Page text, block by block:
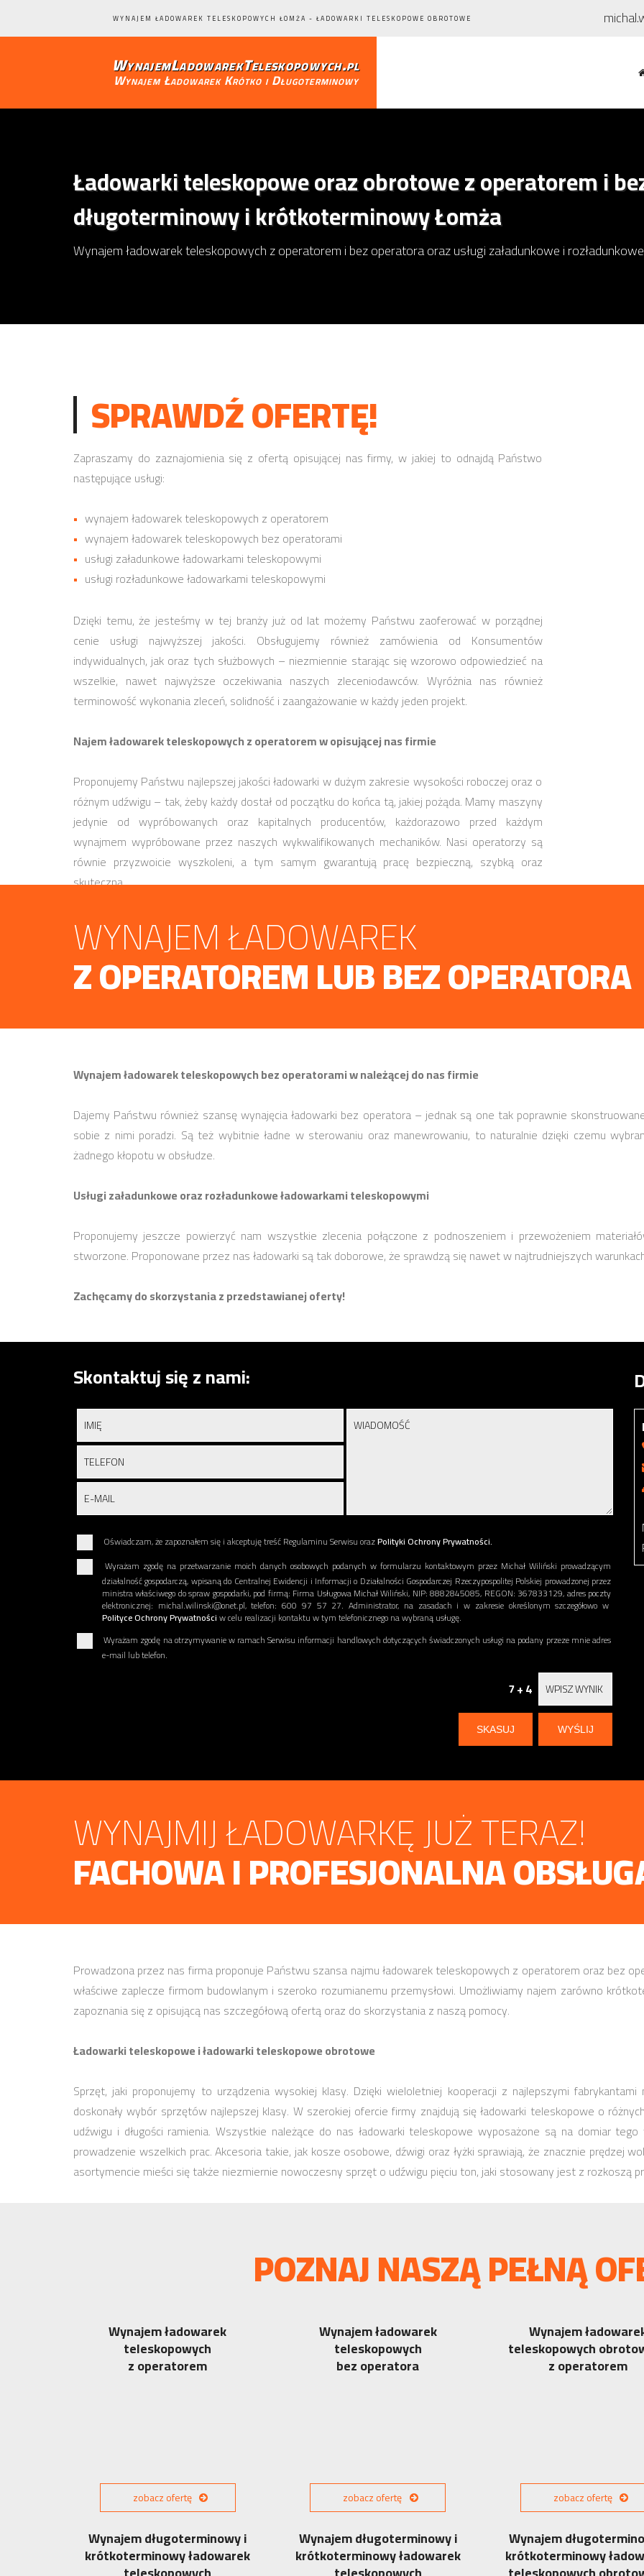
WYNAJEM ŁADOWAREK TELESKOPOWYCH ŁOMŻA - ŁADOWARKI TELESKOPOWE OBROTOWE
WynajemLadowarekTeleskopowych.pl
Wynajem Ładowarek Krótko i Długoterminowy
Ładowarki teleskopowe oraz obrotowe z operatorem i
długoterminowy i krótkoterminowy Łomża
Wynajem ładowarek teleskopowych z operatorem i bez operatora oraz usługi załadunkowe i
SPRAWDŹ OFERTĘ!
Zapraszamy do zaznajomienia się z ofertą opisującej nas firmy, w jakiej to odnajdą Państwo
następujące usługi:
wynajem ładowarek teleskopowych z operatorem
wynajem ładowarek teleskopowych bez operatorami
usługi załadunkowe ładowarkami teleskopowymi
usługi rozładunkowe ładowarkami teleskopowymi
Dzięki temu, że jesteśmy w tej branży już od lat możemy Państwu zaoferować w porządnej
cenie usługi najwyższej jakości. Obsługujemy również zamówienia od Konsumentów
indywidualnych, jak oraz tych służbowych – niezmiennie starając się wzorowo odpowiedzieć na
wszelkie, nawet najwyższe oczekiwania naszych zleceniodawców. Wyróżnia nas również
terminowość wykonania zleceń, solidność i zaangażowanie w każdy jeden projekt.
Najem ładowarek teleskopowych z operatorem w opisującej nas firmie
Proponujemy Państwu najlepszej jakości ładowarki w dużym zakresie wysokości roboczej oraz o
różnym udźwigu – tak, żeby każdy dostał od początku do końca tą, jakiej pożąda. Mamy maszyny
jedynie od wypróbowanych oraz kapitalnych producentów, każdorazowo przed każdym
wynajmem wypróbowane przez naszych wykwalifikowanych mechaników. Nasi operatorzy są
równie przyzwoicie wyszkoleni, a tym samym gwarantują pracę bezpieczną, szybką oraz
skuteczną.
WYNAJEM ŁADOWAREK
Z OPERATOREM LUB BEZ OPERATORA
Wynajem ładowarek teleskopowych bez operatorami w należącej do nas firmie
Dajemy Państwu również szansę wynajęcia ładowarki bez operatora – jednak są one tak poprawnie
sobie z nimi poradzi. Są też wybitnie ładne w sterowaniu oraz manewrowaniu, to naturalnie dzięki czemu
żadnego kłopotu w obsłudze.
Usługi załadunkowe oraz rozładunkowe ładowarkami teleskopowymi
Proponujemy jeszcze powierzyć nam wszystkie zlecenia połączone z podnoszeniem i przewożeniem
stworzone. Proponowane przez nas ładowarki są tak doborowe, że sprawdzą się nawet w najtrudniejszych
Zachęcamy do skorzystania z przedstawianej oferty!
Skontaktuj się z nami:
Oświadczam, że zapoznałem się i akceptuję treść Regulaminu Serwisu orazPolityki Ochrony Prywatności.
Wyrażam zgodę na przetwarzanie moich danych osobowych podanych w formularzu kontaktowym przez Michał Wiliński prowadzącym
działalność gospodarczą, wpisaną do Centralnej Ewidencji i Informacji o Działalności Gospodarczej Rzeczypospolitej Polskiej prowadzonej przez
ministra właściwego do spraw gospodarki, pod firmą: Firma Usługowa Michał Wiliński, NIP: 8882845085, REGON: 367833129, adres poczty
elektronicznej: michal.wilinski@onet.pl, telefon: 600 97 57 27. Administrator, na zasadach i w zakresie określonym szczegółowo w
Polityce Ochrony Prywatnościw celu realizacji kontaktu w tym telefonicznego na wybraną usługę.
Wyrażam zgodę na otrzymywanie w ramach Serwisu informacji handlowych dotyczących świadczonych usługi na podany przeze mnie adres
e-mail lub telefon.
7 + 4
WYNAJMIJ ŁADOWARKĘ JUŻ TERAZ!
FACHOWA I PROFESJONALNA
Prowadzona przez nas firma proponuje Państwu szansa najmu ładowarek teleskopowych z operatorem oraz bez
właściwe zaplecze firmom budowlanym i szeroko rozumianemu przemysłowi. Umożliwiamy najem zarówno
zapoznania się z opisującą nas szczegółową ofertą oraz do skorzystania z naszą pomocy.
Ładowarki teleskopowe i ładowarki teleskopowe obrotowe
Sprzęt, jaki proponujemy to urządzenia wysokiej klasy. Dzięki wieloletniej kooperacji z najlepszymi
doskonały wybór sprzętów najlepszej klasy. W szerokiej ofercie firmy znajdują się ładowarki teleskopowe o
udźwigu i długości ramienia. Wszystkie należące do nas ładowarki teleskopowe wyposażone są na domiar
prowadzenie wszelkich prac. Akcesoria takie, jak kosze osobowe, dźwigi oraz łyżki sprawiają, że znacznie prędzej
asortymencie mieści się także niezmiernie nowoczesny sprzęt o udźwigu pięciu ton, jaki stosowany jest z rozkoszą
POZNAJ NASZĄ PEŁNĄ
Wynajem ładowarek
teleskopowych
z operatorem
zobacz ofertę
Wynajem ładowarek
teleskopowych
bez operatora
zobacz ofertę
Wynajem
teleskopowych
z operatorem
zobacz ofertę
Wynajem długoterminowy i
krótkoterminowy ładowarek
Wynajem długoterminowy i
krótkoterminowy ładowarek
Wynajem
krótkoterminowy